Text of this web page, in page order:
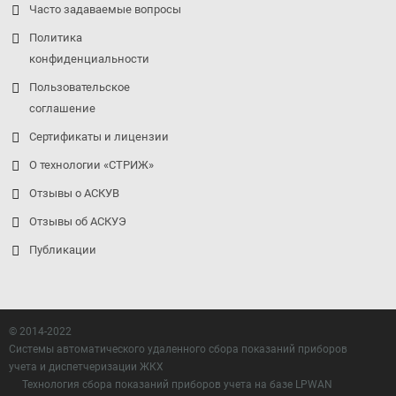
Часто задаваемые вопросы
Политика
конфиденциальности
Пользовательское
соглашение
Сертификаты и лицензии
О технологии «СТРИЖ»
Отзывы о АСКУВ
Отзывы об АСКУЭ
Публикации
© 2014-2022
Системы автоматического удаленного сбора показаний приборов
учета и диспетчеризации ЖКХ
Технология сбора показаний приборов учета на базе LPWAN